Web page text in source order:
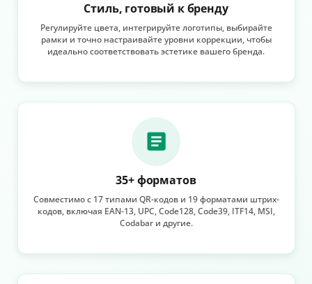
Стиль, готовый к бренду
Регулируйте цвета, интегрируйте логотипы, выбирайте
рамки и точно настраивайте уровни коррекции, чтобы
идеально соответствовать эстетике вашего бренда.
35+ форматов
Совместимо с 17 типами QR-кодов и 19 форматами штрих-
кодов, включая EAN-13, UPC, Code128, Code39, ITF14, MSI,
Codabar и другие.